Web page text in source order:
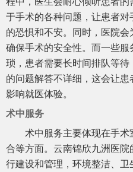
于手术的各种问题，让患者
的恐惧和不安。同时，医院会
确保手术的安全性。而一些
琐，患者需要长时间排队等
的问题解答不详细，这会让患
影响就医体验。
术中服务
术中服务主要体现在手
合等方面。云南锦欣九洲医
行建设和管理，环境整洁、